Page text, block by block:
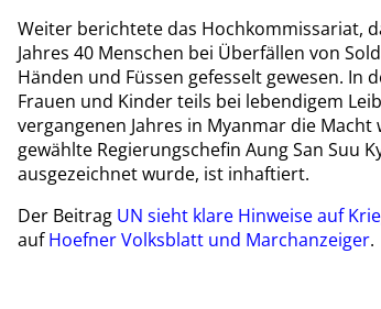
Weiter berichtete das Hochkommissariat,
Jahres 40 Menschen bei Überfällen von
Händen und Füssen gefesselt gewesen. In
Frauen und Kinder teils bei lebendigem
vergangenen Jahres in Myanmar die
gewählte Regierungschefin Aung San Suu
ausgezeichnet wurde, ist inhaftiert.
Der Beitrag UN sieht klare Hinweise auf
aufHoefner Volksblatt und Marchanzeiger.